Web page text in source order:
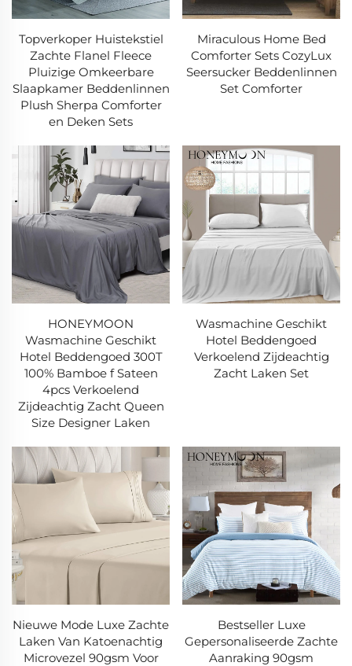
Topverkoper Huistekstiel
Zachte Flanel Fleece
Pluizige Omkeerbare
Slaapkamer Beddenlinnen
Plush Sherpa Comforter
en Deken Sets
Miraculous Home Bed
Comforter Sets CozyLux
Seersucker Beddenlinnen
Set Comforter
HONEYMOON
Wasmachine Geschikt
Hotel Beddengoed 300T
100% Bamboe f Sateen
4pcs Verkoelend
Zijdeachtig Zacht Queen
Size Designer Laken
Wasmachine Geschikt
Hotel Beddengoed
Verkoelend Zijdeachtig
Zacht Laken Set
Nieuwe Mode Luxe Zachte
Laken Van Katoenachtig
Microvezel 90gsm Voor
Bestseller Luxe
Gepersonaliseerde Zachte
Aanraking 90gsm